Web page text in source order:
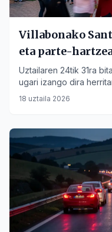
Villabonako
eta parte-
Uztailaren 24tik 31ra
ugari izango dira
18 uztaila 2026